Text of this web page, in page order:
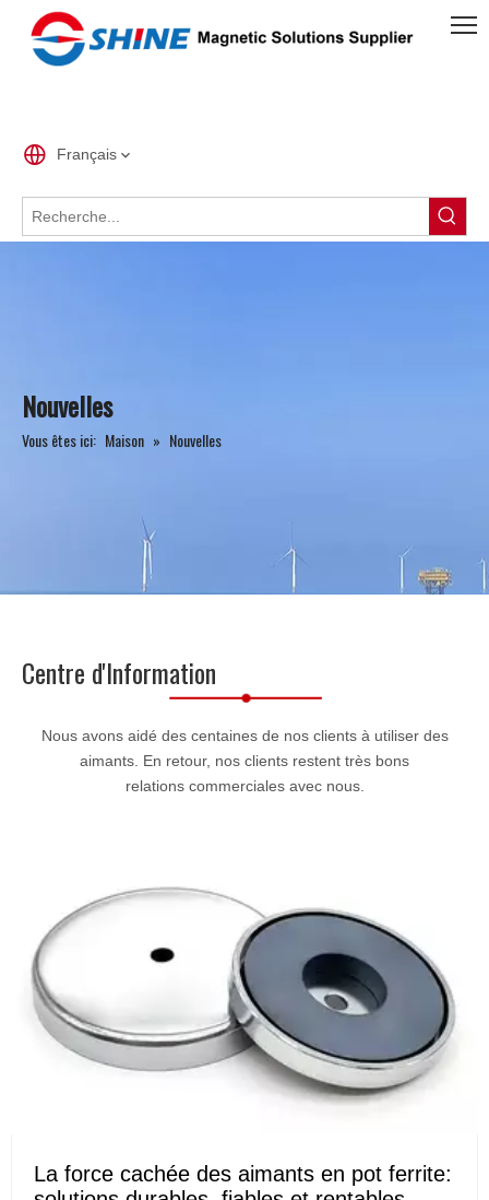
Français
Nouvelles
Vous êtes ici: Maison » Nouvelles
Centre d'Information
Nous avons aidé des centaines de nos clients à utiliser des
aimants. En retour, nos clients restent très bons
relations commerciales avec nous.
La force cachée des aimants en pot ferrite: